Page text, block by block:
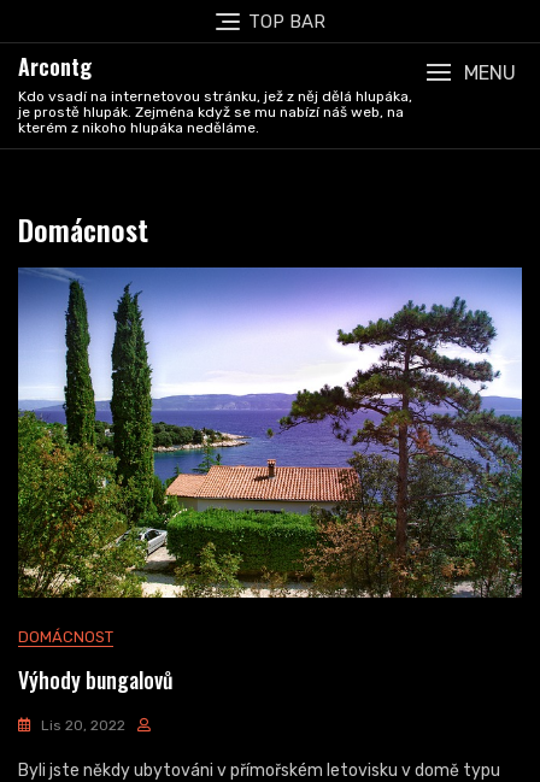
to
content
TOP BAR
Arcontg
Kdo vsadí na internetovou stránku, jež z něj dělá hlupáka,
je prostě hlupák. Zejména když se mu nabízí náš web, na
kterém z nikoho hlupáka neděláme.
MENU
Domácnost
DOMÁCNOST
Výhody bungalovů
Lis 20, 2022
Byli jste někdy ubytováni v přímořském letovisku v domě typu